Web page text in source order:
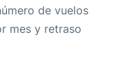
de vuelos
mes y retraso